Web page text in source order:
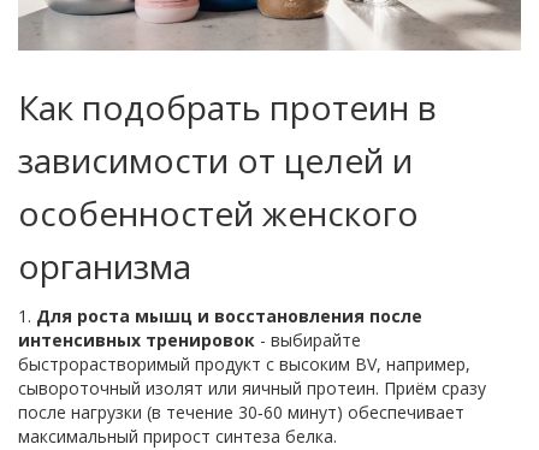
Как подобрать протеин в
зависимости от целей и
особенностей женского
организма
1. Для роста мышц и восстановления после
интенсивных тренировок - выбирайте
быстрорастворимый продукт с высоким BV, например,
сывороточный изолят или яичный протеин. Приём сразу
после нагрузки (в течение 30‑60 минут) обеспечивает
максимальный прирост синтеза белка.